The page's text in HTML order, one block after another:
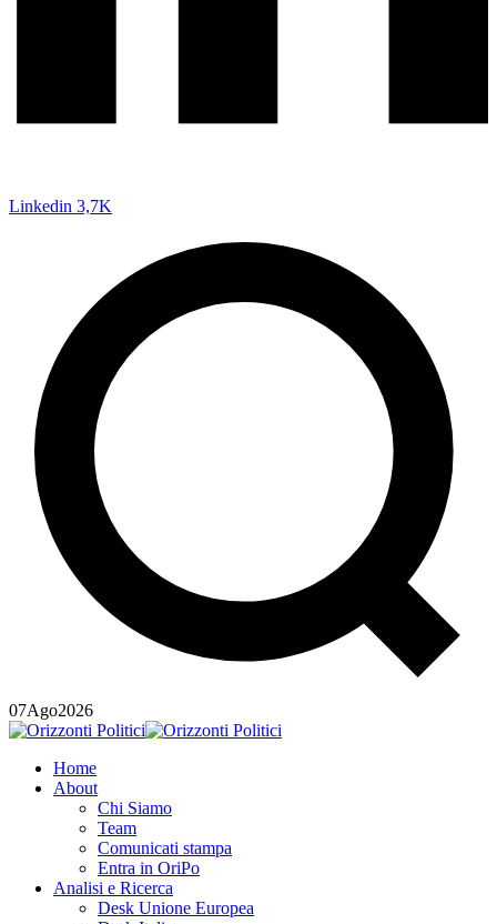
Linkedin 3,7K
07Ago2026
Home
About
Chi Siamo
Team
Comunicati stampa
Entra in OriPo
Analisi e Ricerca
Desk Unione Europea